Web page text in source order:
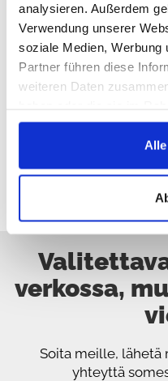
analysieren. Außerdem
Verwendung unserer
soziale Medien, Werbung
Partner führen diese
weiteren Daten
gesammelt haben.
Sedan
Dart (PF)
2012 / 2016
verkossa,
Soita meille, lähetä
yhteyttä